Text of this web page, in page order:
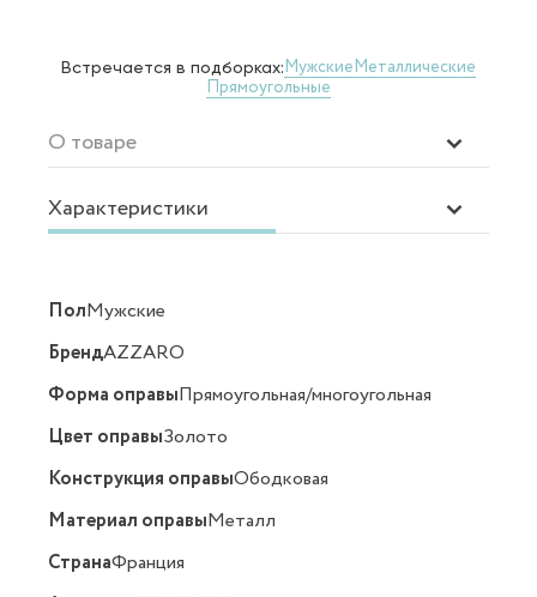
Встречается в подборках:МужскиеМеталлические
Прямоугольные
О товаре
Характеристики
ПолМужские
БрендAZZARO
Форма оправыПрямоугольная/многоугольная
Цвет оправыЗолото
Конструкция оправыОбодковая
Материал оправыМеталл
СтранаФранция